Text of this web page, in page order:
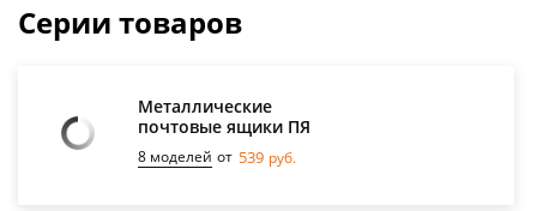
Серии товаров
Металлические
почтовые ящики ПЯ
8 моделей от 539 руб.